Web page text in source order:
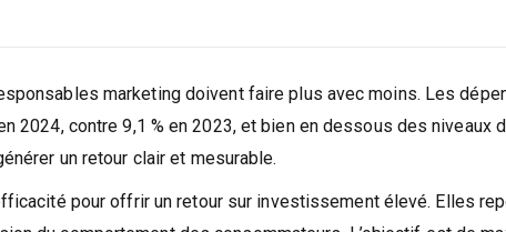
marketing doivent faire plus avec moins. Les
2024, contre 9,1 % en 2023, et bien en dessous des niveaux
un retour clair et mesurable.
pour offrir un retour sur investissement élevé. Elles